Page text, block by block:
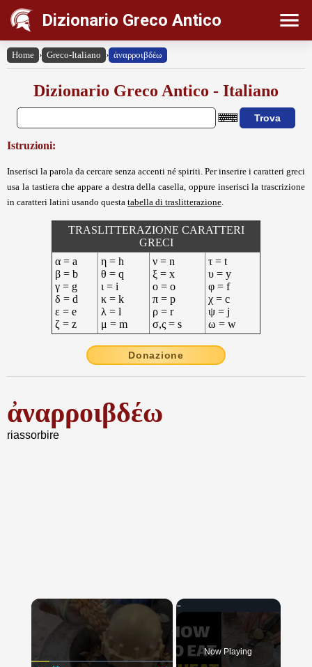
Dizionario Greco Antico
Home › Greco-Italiano › ἀναρροιβδέω
Dizionario Greco Antico - Italiano
Istruzioni:
Inserisci la parola da cercare senza accenti né spiriti. Per inserire i caratteri greci
usa la tastiera che appare a destra della casella, oppure inserisci la trascrizione
in caratteri latini usando questa tabella di traslitterazione
TRASLITTERAZIONE CARATTERI
GRECI
α = a
β = b
γ = g
δ = d
ε = e
ζ = z
η = h
θ = q
ι = i
κ = k
λ = l
μ = m
ν = n
ξ = x
ο = o
π = p
ρ = r
σ,ς = s
τ = t
υ = y
φ = f
χ = c
ψ = j
ω = w
Donazione
ἀναρροιβδέω
riassorbire
×
Now Playing